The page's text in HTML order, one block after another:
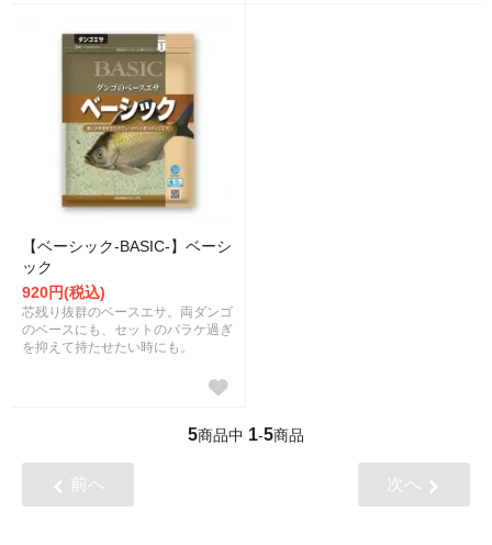
【ベーシック-BASIC-】ベーシ
ック
920円(税込)
芯残り抜群のベースエサ。両ダンゴ
のベースにも、セットのバラケ過ぎ
を抑えて持たせたい時にも。
5商品中 1-5商品
前へ 次へ